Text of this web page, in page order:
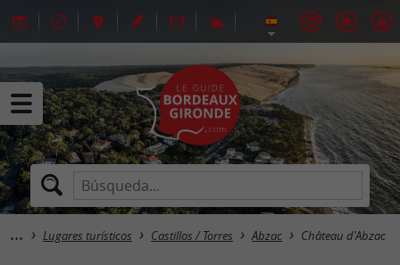
Lugares turísticos Castillos / Torres Abzac Château d'Abzac